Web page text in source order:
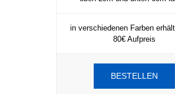
in verschiedenen Farben
80€ Aufpreis
BESTELLEN